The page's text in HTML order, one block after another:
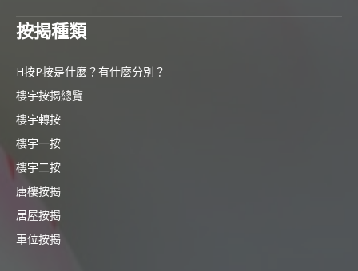
按揭種類
H按P按是什麼？有什麼分別？
樓宇按揭總覽
樓宇轉按
樓宇一按
樓宇二按
唐樓按揭
居屋按揭
車位按揭